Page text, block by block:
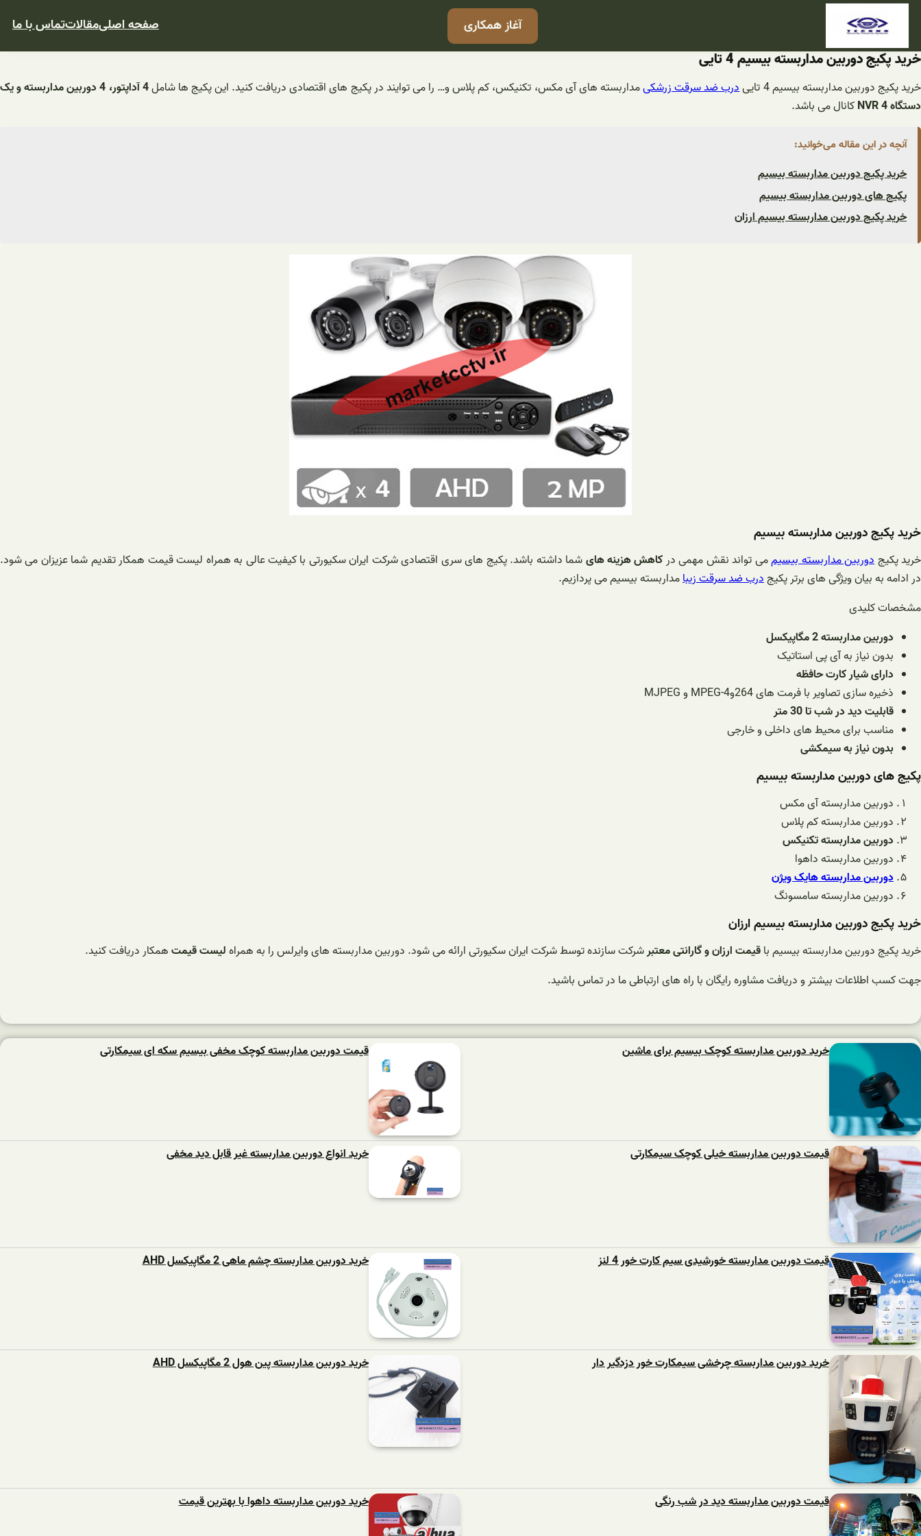
رفتن
آغاز همکاری صفحه اصلیمقالاتتماس با ما
خرید پکیج دوربین مداربسته بیسیم 4 تایی
خرید پکیج دوربین مداربسته بیسیم 4 تایی درب ضد سرقت زرشکیمداربسته های آی مکس، تکنیکس، کم پلاس و… را می توایند در پکیج های اقتصادی دریافت کنید. این پکیج ها شامل
4 آداپتور، 4 دوربین مداربسته و یک
دستگاه NVR 4
کانال می باشد.
آنچه در این مقاله می‌خوانید:
خرید پکیج دوربین مداربسته بیسیم
پکیج های دوربین مداربسته بیسیم
خرید پکیج دوربین مداربسته بیسیم ارزان
خرید پکیج دوربین مداربسته بیسیم
خرید پکیجدوربین مداربسته بیسیممی تواند نقش مهمی درکاهش هزینه هایشما داشته باشد. پکیج های سری اقتصادی شرکت ایران سکیورتی با کیفیت عالی به همراه لیست قیمت همکار تقدیم شما عزیزان می شود.
در ادامه به بیان ویژگی های برتر پکیجدرب ضد سرقت زیبامداربسته بیسیم می پردازیم.
مشخصات کلیدی
دوربین مداربسته 2 مگاپیکسل
بدون نیاز به آی پی استاتیک
دارای شیار کارت حافظه
ذخیره سازی تصاویر با فرمت های 264وMPEG-4 و MJPEG
قابلیت دید در شب تا 30 متر
مناسب برای محیط های داخلی و خارجی
بدون نیاز به سیمکشی
پکیج های دوربین مداربسته بیسیم
دوربین مداربسته آی مکس
دوربین مداربسته کم پلاس
دوربین مداربسته تکنیکس
دوربین مداربسته داهوا
دوربین مداربسته هایک ویژن
دوربین مداربسته سامسونگ
خرید پکیج دوربین مداربسته بیسیم ارزان
خرید پکیج دوربین مداربسته بیسیم باقیمت ارزان و گارانتی معتبرشرکت سازنده توسط شرکت ایران سکیورتی ارائه می شود. دوربین مداربسته های وایرلس را به همراهلیست قیمتهمکار دریافت کنید.
جهت کسب اطلاعات بیشتر و دریافت مشاوره رایگان با راه های ارتباطی ما در تماس باشید.
خرید دوربین مداربسته کوچک بیسیم برای ماشین قیمت دوربین مداربسته کوچک مخفی بیسیم سکه ای سیمکارتی
قیمت دوربین مداربسته خیلی کوچک سیمکارتی خرید انواع دوربین مداربسته غیر قابل دید مخفی
قیمت دوربین مداربسته خورشیدی سیم کارت خور 4 لنز خرید دوربین مداربسته چشم ماهی 2 مگاپیکسل AHD
خرید دوربین مداربسته چرخشی سیمکارت خور دزدگیر دار خرید دوربین مداربسته پین هول 2 مگاپیکسل AHD
قیمت دوربین مداربسته دید در شب رنگی خرید دوربین مداربسته داهوا با بهترین قیمت